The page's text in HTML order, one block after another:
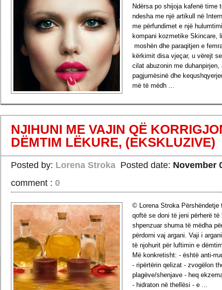
Ndërsa po shijoja kafenë time
ndesha me një artikull në
me përfundimet e një
kompani kozmetike Skincare,
moshën dhe paraqitjen e
kërkimit disa vjeçar, u vërejt
cilat abuzonin me duhanpirjen,
pagjumësinë dhe
më të mëdh ...
NJIHUNI ME VAJIN QË
DËMTIM LËKURE, (EKSKLUZIVE)
Posted by: Lorena Stroka Posted date: November
comment : 0
© Lorena Stroka Përshëndetje
qoftë se doni të jeni përherë të
shpenzuar shuma të mëdha
përdorni vaj argani. Vaji i
të njohurit për luftimin e
Më konkretisht: - është anti-
- ripërtërin qelizat - zvogëlon
plagëve/shenjave - heq
- hidraton në thellësi - e ...